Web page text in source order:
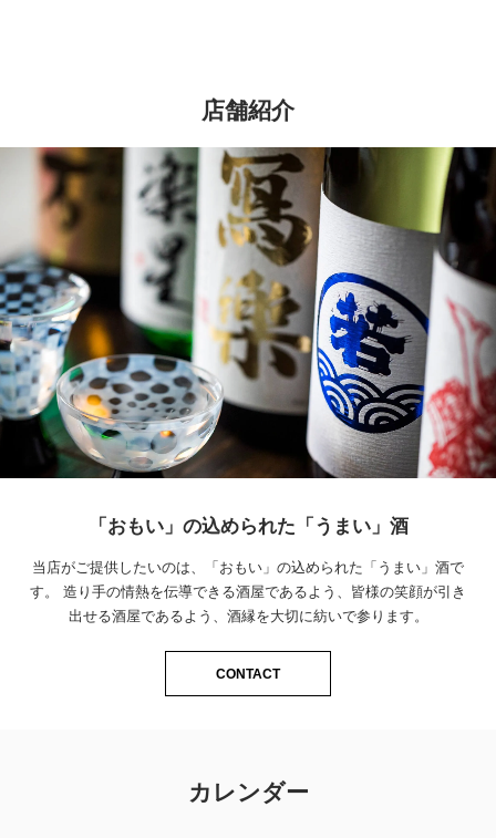
店舗紹介
「おもい」の込められた「うまい」酒
当店がご提供したいのは、「おもい」の込められた「うまい」酒で
す。 造り手の情熱を伝導できる酒屋であるよう、皆様の笑顔が引き
出せる酒屋であるよう、酒縁を大切に紡いで参ります。
CONTACT
カレンダー